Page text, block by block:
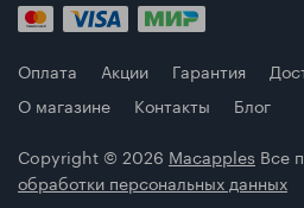
Оплата Акции Гарантия
О магазине
Контакты
Блог
Copyright © 2026 Macapples Все
обработки персональных данных